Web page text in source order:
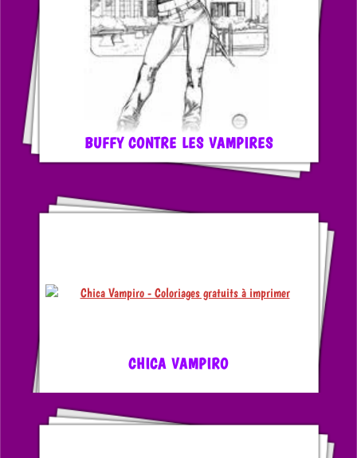
BUFFY CONTRE LES VAMPIRES
CHICA VAMPIRO